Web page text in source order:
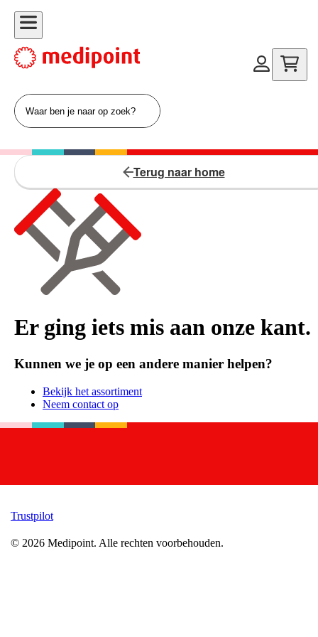
Terug naar home
Er ging iets mis aan onze kant.
Kunnen we je op een andere manier helpen?
Bekijk het assortiment
Neem contact op
Trustpilot
© 2026 Medipoint. Alle rechten voorbehouden.